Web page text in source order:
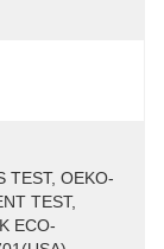
TEST, OEKO-
TEST,
ECO-